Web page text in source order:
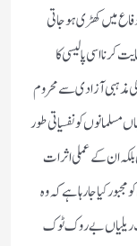
میں کھڑی ہو جاتی
کرنا اسی پالیسی کا
مذہبی آزادی سے محروم
کو نفسیاتی طور
بلکہ ان کے عملی اثرات
کیا جا رہا ہے کہ وہ
ریلیاں بے روک ٹوک